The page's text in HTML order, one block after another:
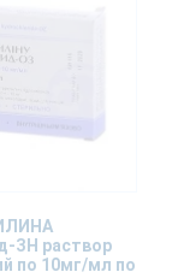
ЗН раствор
по 10мг/мл по